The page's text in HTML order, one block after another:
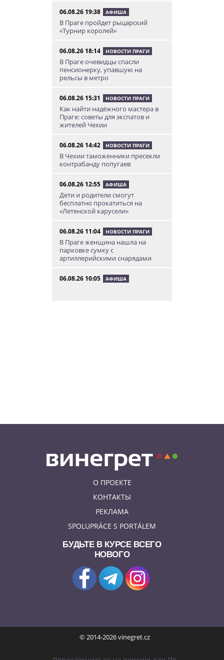
06.08.26 19:38 АФИША
В Праге пройдет рыцарский
«Турнир королей»
06.08.26 18:14 НОВОСТИ ПРАГИ
В Праге очевидцы спасли
пенсионерку, упавшую на
рельсы в метро
06.08.26 15:31 НОВОСТИ ПРАГИ
Как найти надёжного мастера в
Праге: советы для экспатов и
жителей Чехии
06.08.26 14:42 НОВОСТИ ПРАГИ
В Чехии таможенники пресекли
контрабанду попугаев
06.08.26 12:55 АФИША
Дети и родители смогут
бесплатно прокатиться на
«Летенской карусели»
06.08.26 11:04 НОВОСТИ ПРАГИ
В Праге женщина нашла на
парковке сумку с
артиллерийскими снарядами
06.08.26 10:05 АФИША
О ПРОЕКТЕ
КОНТАКТЫ
РЕКЛАМА
SPOLUPRÁCE S PORTÁLEM
БУДЬТЕ В КУРСЕ ВСЕГО
НОВОГО
© 2014-2026 vinegret.cz